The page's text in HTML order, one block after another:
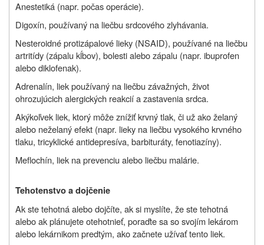
Anestetiká (napr. počas operácie).
Digoxín, používaný na liečbu srdcového zlyhávania.
Nesteroidné protizápalové lieky (NSAID), používané na liečbu
artritídy (zápalu kĺbov), bolesti alebo zápalu (napr. ibuprofen
alebo diklofenak).
Adrenalín, liek používaný na liečbu závažných, život
ohrozujúcich alergických reakcií a zastavenia srdca.
Akýkoľvek liek, ktorý môže znížiť krvný tlak, či už ako želaný
alebo neželaný efekt (napr. lieky na liečbu vysokého krvného
tlaku, tricyklické antidepresíva, barbituráty, fenotiazíny).
Meflochín, liek na prevenciu alebo liečbu malárie.
Tehotenstvo a dojčenie
Ak ste tehotná alebo dojčíte, ak si myslíte, že ste tehotná
alebo ak plánujete otehotnieť, poraďte sa so svojím lekárom
alebo lekárnikom predtým, ako začnete užívať tento liek.